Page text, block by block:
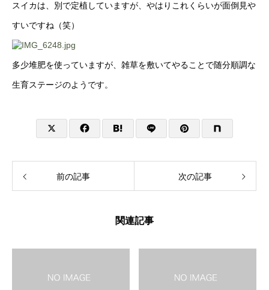
スイカは、別で定植していますが、やはりこれくらいが面倒見や
すいですね（笑）
多少堆肥を使っていますが、雑草を敷いてやることで随分順調な
生育ステージのようです。
前の記事 次の記事
関連記事